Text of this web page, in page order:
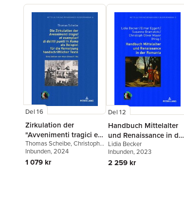
Del 16
Zirkulation der
"Avvenimenti tragici et
esemplari di delitti
puniti in Roma" als
Beispiel fuer die
Thomas Scheibe,Christoph
Oliver Mayer
Inbunden, 2024
1 079 kr
Del 12
Handbuch Mittelalter
und Renaissance in der
Romania
Lidia Becker
Inbunden, 2023
2 259 kr